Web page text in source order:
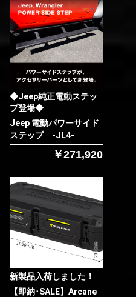
カートへ進む
◆Jeep純正電動ステッ
プ登場◆
Jeep 電動パワーサイド
ステップ -JL4-
￥271,920
新製品入荷しました！
【即納･SALE】Arcane